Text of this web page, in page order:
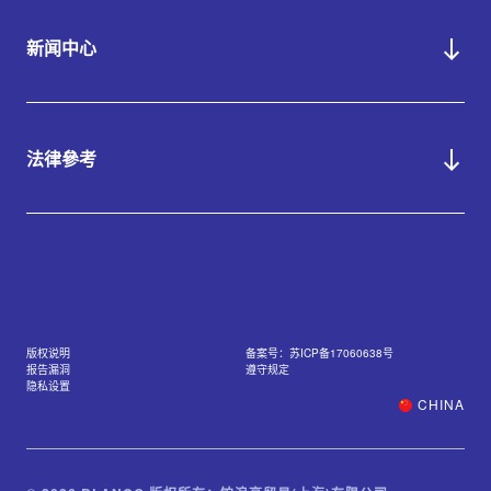
新闻中心
法律參考
版权说明
备案号：苏ICP备17060638号
报告漏洞
遵守规定
隐私设置
CHINA